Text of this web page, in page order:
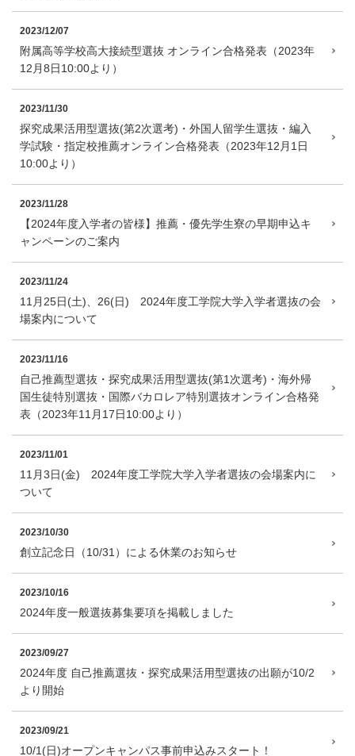
2023/12/07
附属高等学校高大接続型選抜 オンライン合格発表（2023年
12月8日10:00より）
2023/11/30
探究成果活用型選抜(第2次選考)・外国人留学生選抜・編入
学試験・指定校推薦オンライン合格発表（2023年12月1日
10:00より）
2023/11/28
【2024年度入学者の皆様】推薦・優先学生寮の早期申込キ
ャンペーンのご案内
2023/11/24
11月25日(土)、26(日) 2024年度工学院大学入学者選抜の会
場案内について
2023/11/16
自己推薦型選抜・探究成果活用型選抜(第1次選考)・海外帰
国生徒特別選抜・国際バカロレア特別選抜オンライン合格発
表（2023年11月17日10:00より）
2023/11/01
11月3日(金) 2024年度工学院大学入学者選抜の会場案内に
ついて
2023/10/30
創立記念日（10/31）による休業のお知らせ
2023/10/16
2024年度一般選抜募集要項を掲載しました
2023/09/27
2024年度 自己推薦選抜・探究成果活用型選抜の出願が10/2
より開始
2023/09/21
10/1(日)オープンキャンパス事前申込みスタート！